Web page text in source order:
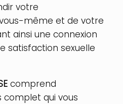
votre
même et de votre
ainsi une connexion
satisfaction sexuelle
comprend
qui vous